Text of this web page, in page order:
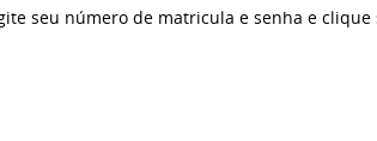
seu número de matricula e senha e clique